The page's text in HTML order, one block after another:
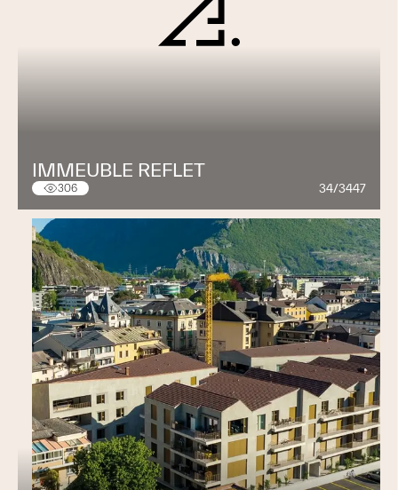
IMMEUBLE REFLET
306 34/3447